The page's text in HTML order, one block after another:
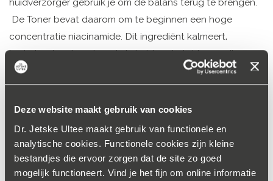
Deze website maakt gebruik van cookies
Dr. Jetske Ultee maakt gebruik van functionele en
analytische cookies. Functionele cookies zijn kleine
bestandjes die ervoor zorgen dat de site zo goed
mogelijk functioneert. Vind je het fijn om online informatie
De Toner bevat daarom om te beginnen een hoge
concentratie niacinamide. Dit ingrediënt kalmeert,
hydrateert en beschermt de huid, en helpt bovendien
pigmentvlekken te vervagen. Speciaal voor de droge huid
zijn daarnaast verzachtende en beschermende
ingrediënten als allontoïne en sea butter toegevoegd.
Ten slotte is sheaboter een belangrijk bestanddeel van
onze nieuweRepair Cream. Deze extra rijke crème is
speciaal ontwikkeld voor de huid die wel wat extra’s kan